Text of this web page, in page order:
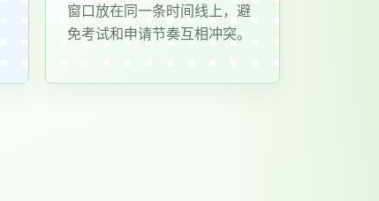
窗口放在同一条时间线上，避
免考试和申请节奏互相冲突。